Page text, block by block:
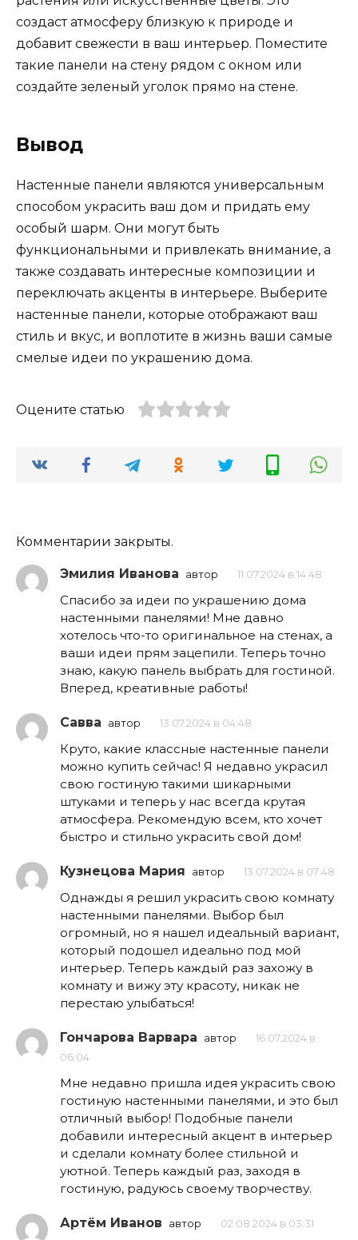
создаст атмосферу близкую к природе и
добавит свежести в ваш интерьер. Поместите
такие панели на стену рядом с окном или
создайте зеленый уголок прямо на стене.
Вывод
Настенные панели являются универсальным
способом украсить ваш дом и придать ему
особый шарм. Они могут быть
функциональными и привлекать внимание, а
также создавать интересные композиции и
переключать акценты в интерьере. Выберите
настенные панели, которые отображают ваш
стиль и вкус, и воплотите в жизнь ваши самые
смелые идеи по украшению дома.
Оцените статью
Комментарии закрыты.
Эмилия Иванова автор 11.07.2024 в 14:48
Спасибо за идеи по украшению дома
настенными панелями! Мне давно
хотелось что-то оригинальное на стенах, а
ваши идеи прям зацепили. Теперь точно
знаю, какую панель выбрать для гостиной.
Вперед, креативные работы!
Савва автор 13.07.2024 в 04:48
Круто, какие классные настенные панели
можно купить сейчас! Я недавно украсил
свою гостиную такими шикарными
штуками и теперь у нас всегда крутая
атмосфера. Рекомендую всем, кто хочет
быстро и стильно украсить свой дом!
Кузнецова Мария автор 13.07.2024 в 07:48
Однажды я решил украсить свою комнату
настенными панелями. Выбор был
огромный, но я нашел идеальный вариант,
который подошел идеально под мой
интерьер. Теперь каждый раз захожу в
комнату и вижу эту красоту, никак не
перестаю улыбаться!
Гончарова Варвара автор
16.07.2024 в
06:04
Мне недавно пришла идея украсить свою
гостиную настенными панелями, и это был
отличный выбор! Подобные панели
добавили интересный акцент в интерьер
и сделали комнату более стильной и
уютной. Теперь каждый раз, заходя в
гостиную, радуюсь своему творчеству.
Артём Иванов автор 02.08.2024 в 03:31